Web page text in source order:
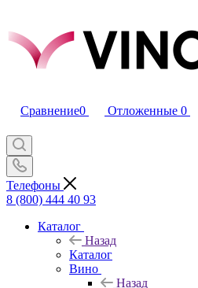
Сравнение0 Отложенные 0
Телефоны
8 (800) 444 40 93
Каталог
Назад
Каталог
Вино
Назад